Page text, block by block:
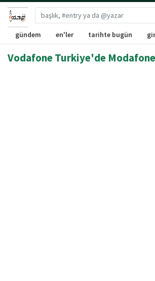
gündem en'ler tarihte bugün
Vodafone Turkiye'de